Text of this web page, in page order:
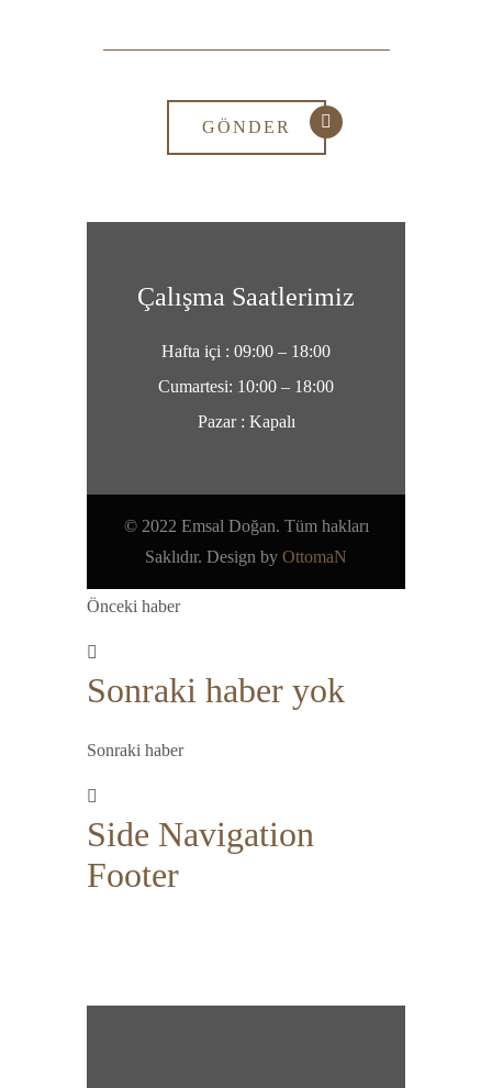
Çalışma Saatlerimiz
Hafta içi : 09:00 – 18:00
Cumartesi: 10:00 – 18:00
Pazar : Kapalı
© 2022 Emsal Doğan. Tüm hakları
Saklıdır. Design by OttomaN
Önceki haber
Sonraki haber yok
Sonraki haber
Side Navigation
Footer